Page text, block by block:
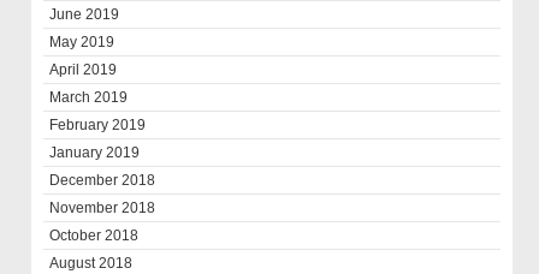
June 2019
May 2019
April 2019
March 2019
February 2019
January 2019
December 2018
November 2018
October 2018
August 2018